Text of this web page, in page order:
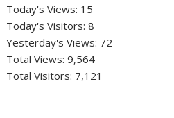
Today's Views: 15
Today's Visitors:8
Yesterday's Views: 72
Total Views:9,564
Total Visitors: 7,121